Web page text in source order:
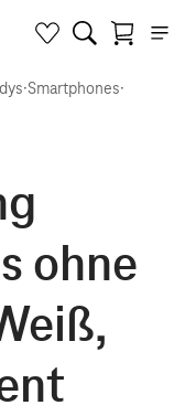
·Smartphones·
ohne